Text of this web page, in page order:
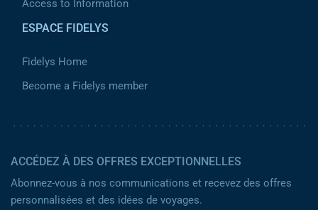
Access to Information
ESPACE FIDELYS
Fidelys Home
Become a Fidelys member
ACCÉDEZ À DES OFFRES EXCEPTIONNELLES
Abonnez-vous à nos communications et recevez des offres
personnalisées et des idées de voyages.